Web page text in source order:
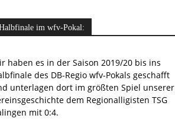
im wfv-Pokal:
haben es in der Saison 2019/20 bis ins
des DB-Regio wfv-Pokals geschafft
unterlagen dort im größten Spiel unserer
dem Regionalligisten TSG
mit 0:4.